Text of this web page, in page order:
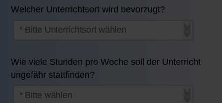
Welcher Unterrichtsort wird bevorzugt?
Wie viele Stunden pro Woche soll der Unterricht
ungefähr stattfinden?